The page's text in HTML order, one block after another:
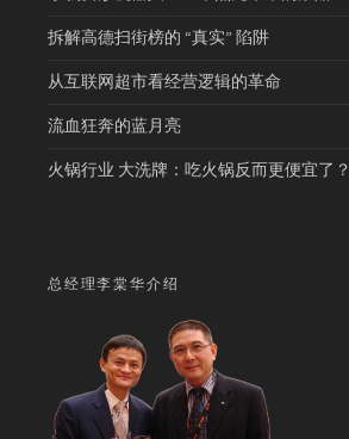
拆解高德扫街榜的 “真实” 陷阱
从互联网超市看经营逻辑的革命
流血狂奔的蓝月亮
火锅行业 大洗牌：吃火锅反而更便宜了？
总经理李棠华介绍